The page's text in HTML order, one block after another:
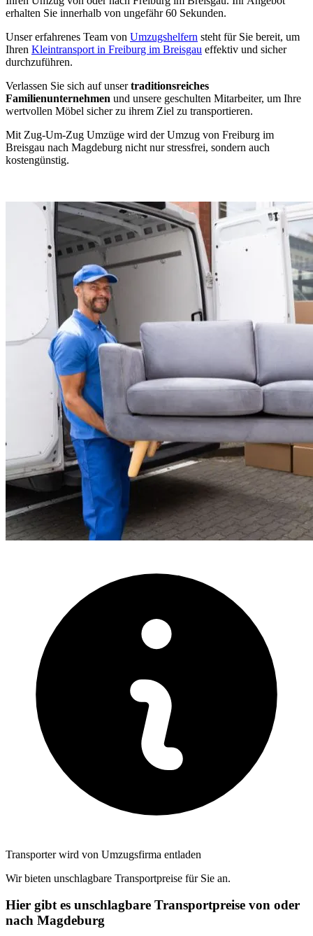
erhalten Sie innerhalb von ungefähr 60 Sekunden.
Unser erfahrenes Team von Umzugshelfern steht für Sie bereit, um
Ihren Kleintransport in Freiburg im Breisgau effektiv und sicher
durchzuführen.
Verlassen Sie sich auf unsertraditionsreiches
Familienunternehmen und unsere geschulten Mitarbeiter, um Ihre
wertvollen Möbel sicher zu ihrem Ziel zu transportieren.
Mit Zug-Um-Zug Umzüge wird der Umzug von Freiburg im
Breisgau nach Magdeburg nicht nur stressfrei, sondern auch
kostengünstig.
Transporter wird von Umzugsfirma entladen
Wir bieten unschlagbare Transportpreise für Sie an.
Hier gibt es unschlagbare Transportpreise von oder
nach Magdeburg